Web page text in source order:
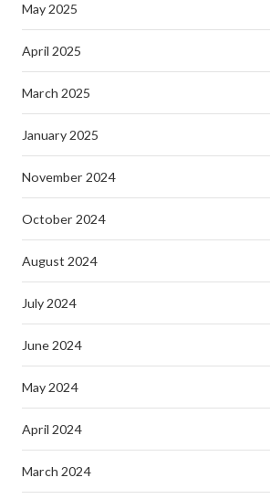
May 2025
April 2025
March 2025
January 2025
November 2024
October 2024
August 2024
July 2024
June 2024
May 2024
April 2024
March 2024